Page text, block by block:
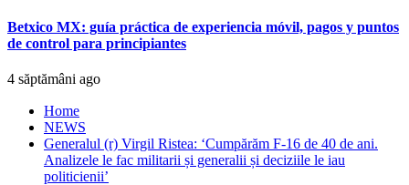
Betxico MX: guía práctica de experiencia móvil, pagos y puntos
de control para principiantes
4 săptămâni ago
Home
NEWS
Generalul (r) Virgil Ristea: ‘Cumpărăm F-16 de 40 de ani.
Analizele le fac militarii și generalii și deciziile le iau
politicienii’